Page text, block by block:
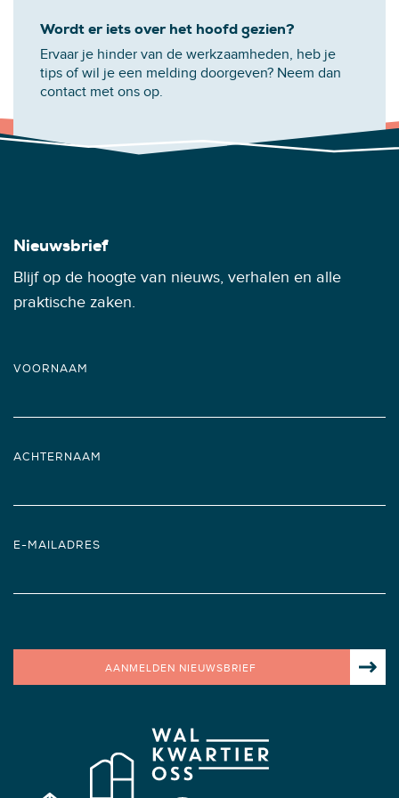
Wordt er iets over het hoofd gezien?
Ervaar je hinder van de werkzaamheden, heb je
tips of wil je een melding doorgeven? Neem dan
contact met ons op.
Nieuwsbrief
Blijf op de hoogte van nieuws, verhalen en alle
praktische zaken.
VOORNAAM
ACHTERNAAM
E-MAILADRES
AANMELDEN NIEUWSBRIEF